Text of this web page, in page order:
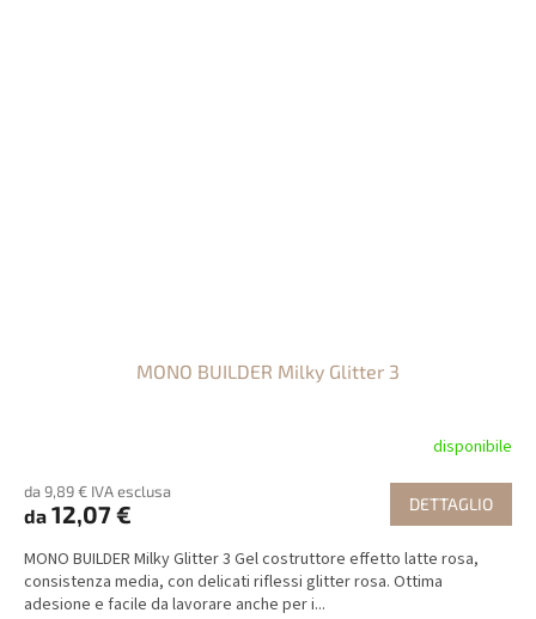
MONO BUILDER Milky Glitter 3
disponibile
da 9,89 € IVA esclusa
da 12,07 € DETTAGLIO
MONO BUILDER Milky Glitter 3 Gel costruttore effetto latte rosa,
consistenza media, con delicati riflessi glitter rosa. Ottima
adesione e facile da lavorare anche per i...